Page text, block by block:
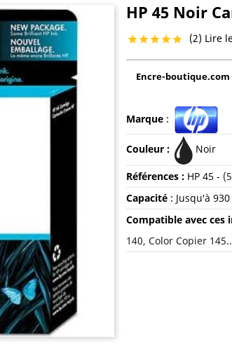
HP 45 Noir
 (2) Lire
Encre-boutique.com
Marque:
Couleur : Noir
Références : HP 45 -
Capacité: Jusqu'à
Compatible avec ces
140, Color Copier